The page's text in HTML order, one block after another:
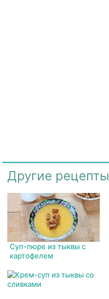
Другие рецепты
Суп-пюре из тыквы с
картофелем